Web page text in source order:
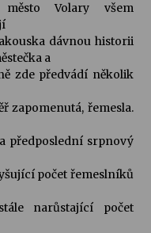
Humpolec. V Želivě ožije
Novenka v Klášteře
Volary všem
dávnou historii
a
zde předvádí několik
zapomenutá, řemesla.
předposlední srpnový
počet řemeslníků
narůstající počet